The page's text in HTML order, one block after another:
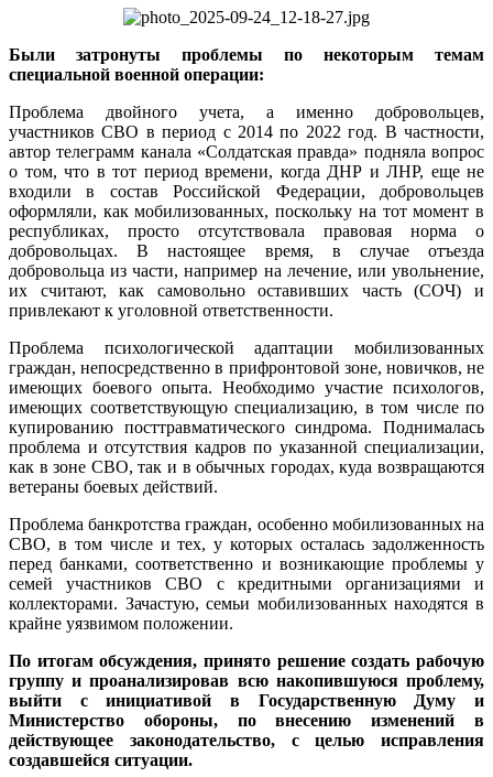
Были затронуты проблемы по некоторым темам
специальной военной операции:
Проблема двойного учета, а именно добровольцев,
участников СВО в период с 2014 по 2022 год. В частности,
автор телеграмм канала «Солдатская правда» подняла вопрос
о том, что в тот период времени, когда ДНР и ЛНР, еще не
входили в состав Российской Федерации, добровольцев
оформляли, как мобилизованных, поскольку на тот момент в
республиках, просто отсутствовала правовая норма о
добровольцах. В настоящее время, в случае отъезда
добровольца из части, например на лечение, или увольнение,
их считают, как самовольно оставивших часть (СОЧ) и
привлекают к уголовной ответственности.
Проблема психологической адаптации мобилизованных
граждан, непосредственно в прифронтовой зоне, новичков, не
имеющих боевого опыта. Необходимо участие психологов,
имеющих соответствующую специализацию, в том числе по
купированию посттравматического синдрома. Поднималась
проблема и отсутствия кадров по указанной специализации,
как в зоне СВО, так и в обычных городах, куда возвращаются
ветераны боевых действий.
Проблема банкротства граждан, особенно мобилизованных на
СВО, в том числе и тех, у которых осталась задолженность
перед банками, соответственно и возникающие проблемы у
семей участников СВО с кредитными организациями и
коллекторами. Зачастую, семьи мобилизованных находятся в
крайне уязвимом положении.
По итогам обсуждения, принято решение создать рабочую
группу и проанализировав всю накопившуюся проблему,
выйти с инициативой в Государственную Думу и
Министерство обороны, по внесению изменений в
действующее законодательство, с целью исправления
создавшейся ситуации.